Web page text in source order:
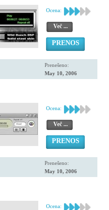
Ocena:
Več ...
PRENOS
Prenešeno:
May 10, 2006
Ocena:
Več ...
PRENOS
Prenešeno:
May 10, 2006
Ocena: